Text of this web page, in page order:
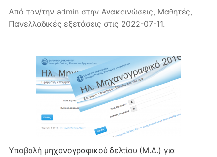
Από τον/την admin στην Ανακοινώσεις, Μαθητές,
Πανελλαδικές εξετάσεις στις 2022-07-11.
Υποβολή μηχανογραφικού δελτίου (Μ.Δ.) για